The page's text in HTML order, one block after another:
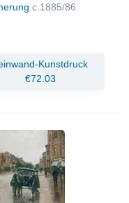
c.1885/86
Kunstdruck
€72.03